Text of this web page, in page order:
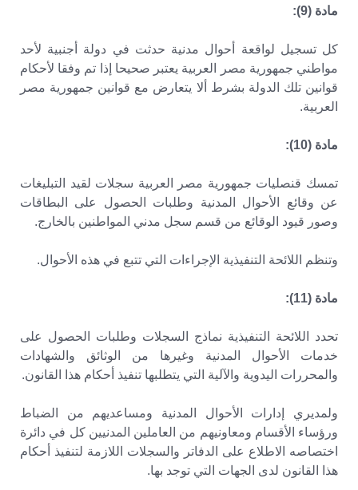
مادة (9):
كل تسجيل لواقعة أحوال مدنية حدثت في دولة أجنبية لأحد
مواطني جمهورية مصر العربية يعتبر صحيحا إذا تم وفقا لأحكام
قوانين تلك الدولة بشرط ألا يتعارض مع قوانين جمهورية مصر
العربية.
مادة (10):
تمسك قنصليات جمهورية مصر العربية سجلات لقيد التبليغات
عن وقائع الأحوال المدنية وطلبات الحصول على البطاقات
وصور قيود الوقائع من قسم سجل مدني المواطنين بالخارج.
وتنظم اللائحة التنفيذية الإجراءات التي تتبع في هذه الأحوال.
مادة (11):
تحدد اللائحة التنفيذية نماذج السجلات وطلبات الحصول على
خدمات الأحوال المدنية وغيرها من الوثائق والشهادات
والمحررات اليدوية والآلية التي يتطلبها تنفيذ أحكام هذا القانون.
ولمديري إدارات الأحوال المدنية ومساعديهم من الضباط
ورؤساء الأقسام ومعاونيهم من العاملين المدنيين كل في دائرة
اختصاصه الاطلاع على الدفاتر والسجلات اللازمة لتنفيذ أحكام
هذا القانون لدى الجهات التي توجد بها.